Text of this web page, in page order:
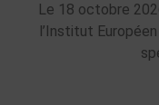
Le 18 octobre
l’Institut